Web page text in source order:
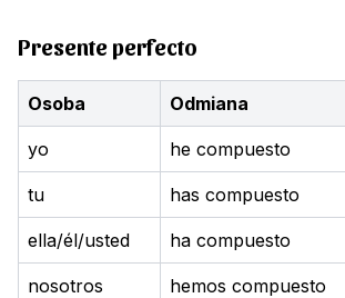
Presente perfecto
Osoba Odmiana
yo he compuesto
tu has compuesto
ella/él/usted ha compuesto
nosotros hemos compuesto